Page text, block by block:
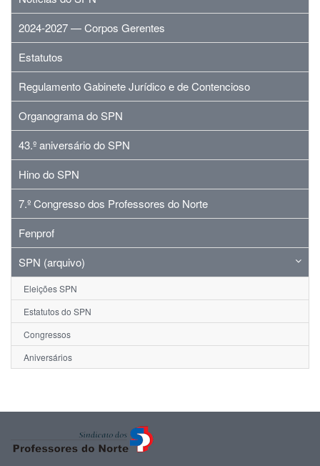
2024-2027 — Corpos Gerentes
Estatutos
Regulamento Gabinete Jurídico e de Contencioso
Organograma do SPN
43.º aniversário do SPN
Hino do SPN
7.º Congresso dos Professores do Norte
Fenprof
SPN (arquivo)
Eleições SPN
Estatutos do SPN
Congressos
Aniversários